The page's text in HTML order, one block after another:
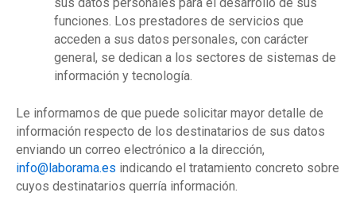
sus datos personales para el desarrollo de sus
funciones. Los prestadores de servicios que
acceden a sus datos personales, con carácter
general, se dedican a los sectores de sistemas de
información y tecnología.
Le informamos de que puede solicitar mayor detalle de
información respecto de los destinatarios de sus datos
enviando un correo electrónico a la dirección,
info@laborama.es indicando el tratamiento concreto sobre
cuyos destinatarios querría información.